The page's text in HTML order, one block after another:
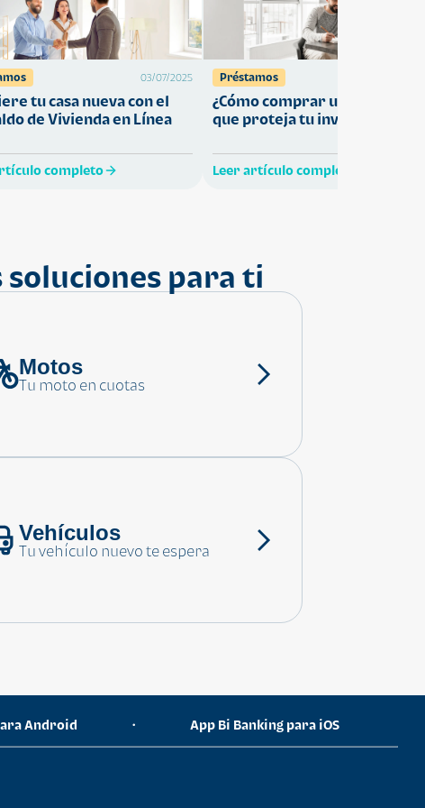
03/07/2025
tu casa nueva con el
de Vivienda en Línea
completo
Préstamos
¿Cómo comprar una vivienda
que proteja tu inversión?
Leer artículo completo
soluciones para ti
Motos
Tu moto en cuotas
Vehículos
Tu vehículo nuevo te espera
Android • App Bi Banking para iOS